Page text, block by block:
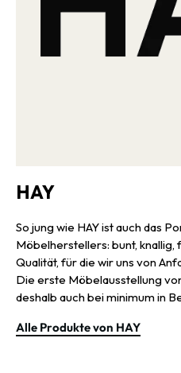
HAY
So jung wie HAY ist auch das
Möbelherstellers: bunt, knallig,
Qualität, für die wir uns von
Die erste Möbelausstellung
deshalb auch bei minimum in
Alle Produkte von HAY